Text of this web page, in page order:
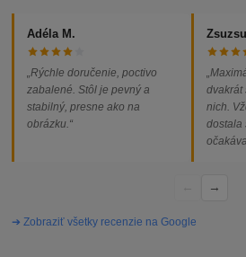
Adéla M.
„Rýchle doručenie, poctivo
zabalené. Stôl je pevný a
stabilný, presne ako na
obrázku.“
dvakrát
nich.
dostala
→
➔ Zobraziť všetky recenzie na Google